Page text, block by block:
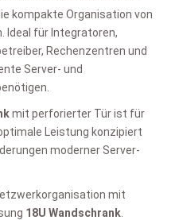
kompakte Organisation von
Ideal für Integratoren,
Rechenzentren und
Server- und
mit perforierter Tür ist für
Leistung konzipiert
moderner Server-
mit
18U Wandschrank